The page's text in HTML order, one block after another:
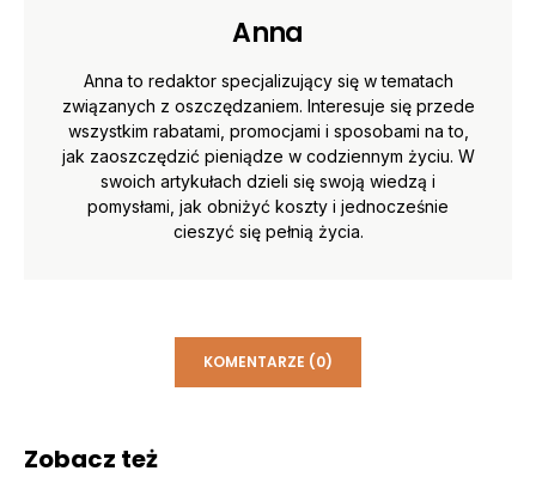
Anna
Anna to redaktor specjalizujący się w tematach
związanych z oszczędzaniem. Interesuje się przede
wszystkim rabatami, promocjami i sposobami na to,
jak zaoszczędzić pieniądze w codziennym życiu. W
swoich artykułach dzieli się swoją wiedzą i
pomysłami, jak obniżyć koszty i jednocześnie
cieszyć się pełnią życia.
KOMENTARZE (0)
Zobacz też